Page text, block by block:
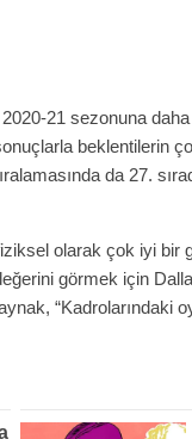
21 sezonuna
beklentilerin
da 27.
fiziksel olarak çok iyi
görmek için
“Kadrolarındaki